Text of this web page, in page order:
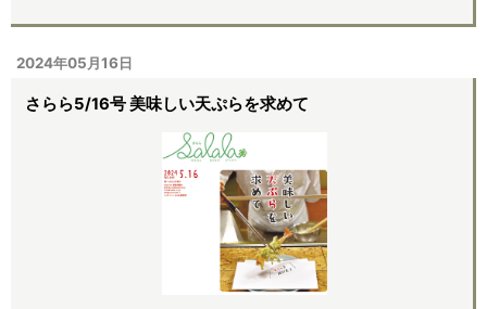
2024年05月16日
さらら5/16号 美味しい天ぷらを求めて